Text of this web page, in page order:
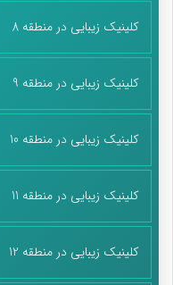
کلینیک زیبایی در منطقه 8
کلینیک زیبایی در منطقه 9
کلینیک زیبایی در منطقه 10
کلینیک زیبایی در منطقه 11
کلینیک زیبایی در منطقه 12